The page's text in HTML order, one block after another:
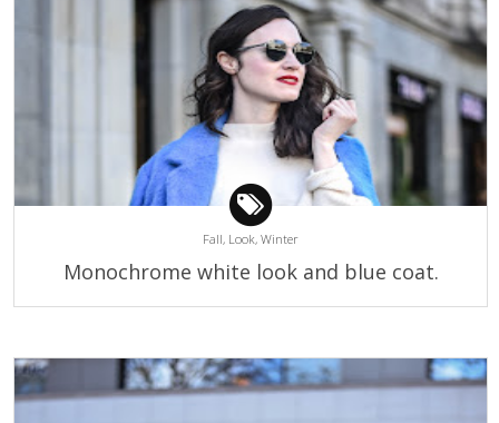
Fall, Look, Winter
Monochrome white look and blue coat.